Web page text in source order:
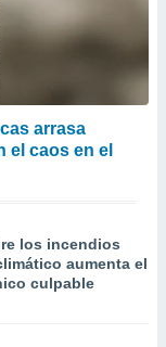
arrasa
el caos en el
los incendios
aumenta el
culpable